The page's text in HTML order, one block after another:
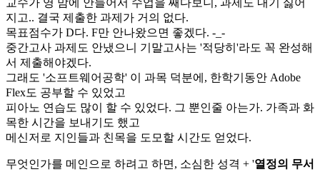
교수가 영 맘에 안들어서 수업을 째다보니, 과제도 내기 싫어
지고.. 결국 제출한 과제가 거의 없다.
목표점수가 D다. F만 안나왔으면 좋겠다. -_-
중간고사 과제도 안냈으니 기말고사는 '적당히'라도 꼭 완성해
서 제출해야겠다.
그래도 '소프트웨어공학' 이 과목 덕분에, 한학기동안 Adobe
Flex도 공부할 수 있었고
피아노 연습도 많이 할 수 있었다. 그 뿐인줄 아는가. 가족과 화
목한 시간을 보내기도 했고
메신저로 지인들과 친목을 도모할 시간도 얻었다.
무엇인가를 메인으로 하려고 하면, 소심한 성격 + '열정의 무서